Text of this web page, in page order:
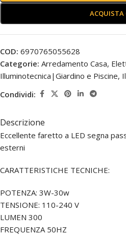
ACQUISTA
COD: 6970765055628
Categorie: Arredamento Casa,
Illuminotecnica|Giardino e Piscine,
Condividi:
Descrizione
Eccellente faretto a LED segna
esterni
CARATTERISTICHE TECNICHE:
POTENZA: 3W-30w
TENSIONE: 110-240 V
LUMEN 300
FREQUENZA 50HZ